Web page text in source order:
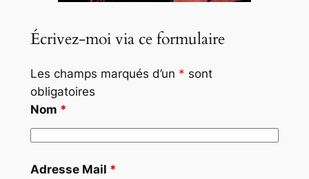
Écrivez-moi via ce formulaire
Les champs marqués d’un * sont
obligatoires
Nom *
Adresse Mail *